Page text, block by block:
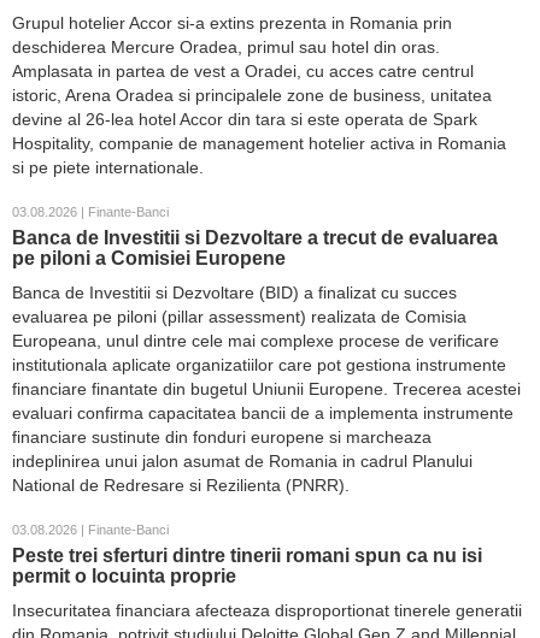
Grupul hotelier Accor si-a extins prezenta in Romania prin
deschiderea Mercure Oradea, primul sau hotel din oras.
Amplasata in partea de vest a Oradei, cu acces catre centrul
istoric, Arena Oradea si principalele zone de business, unitatea
devine al 26-lea hotel Accor din tara si este operata de Spark
Hospitality, companie de management hotelier activa in Romania
si pe piete internationale.
03.08.2026 | Finante-Banci
Banca de Investitii si Dezvoltare a trecut de evaluarea
pe piloni a Comisiei Europene
Banca de Investitii si Dezvoltare (BID) a finalizat cu succes
evaluarea pe piloni (pillar assessment) realizata de Comisia
Europeana, unul dintre cele mai complexe procese de verificare
institutionala aplicate organizatiilor care pot gestiona instrumente
financiare finantate din bugetul Uniunii Europene. Trecerea acestei
evaluari confirma capacitatea bancii de a implementa instrumente
financiare sustinute din fonduri europene si marcheaza
indeplinirea unui jalon asumat de Romania in cadrul Planului
National de Redresare si Rezilienta (PNRR).
03.08.2026 | Finante-Banci
Peste trei sferturi dintre tinerii romani spun ca nu isi
permit o locuinta proprie
Insecuritatea financiara afecteaza disproportionat tinerele generatii